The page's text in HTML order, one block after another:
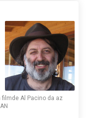
filmde Al Pacino da az